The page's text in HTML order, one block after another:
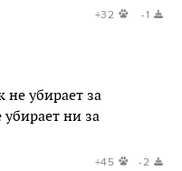
+32 -1
не убирает за
ни за
+45 -2